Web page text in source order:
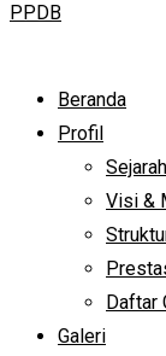
PPDB
Beranda
Profil
Sejarah
Visi &
Daftar
Galeri